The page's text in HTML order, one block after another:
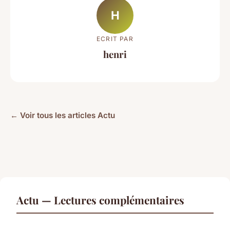
H
ECRIT PAR
henri
← Voir tous les articles Actu
Actu — Lectures complémentaires